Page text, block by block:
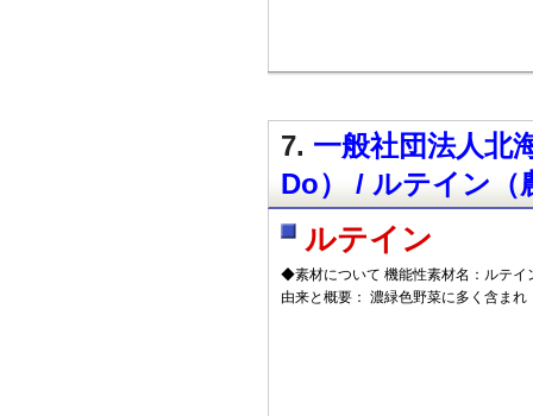
7. 一般社団法人北
Do） / ルテイン（
ルテイン
◆素材について 機能性素材名：ルテイ
由来と概要： 濃緑色野菜に多く含まれ